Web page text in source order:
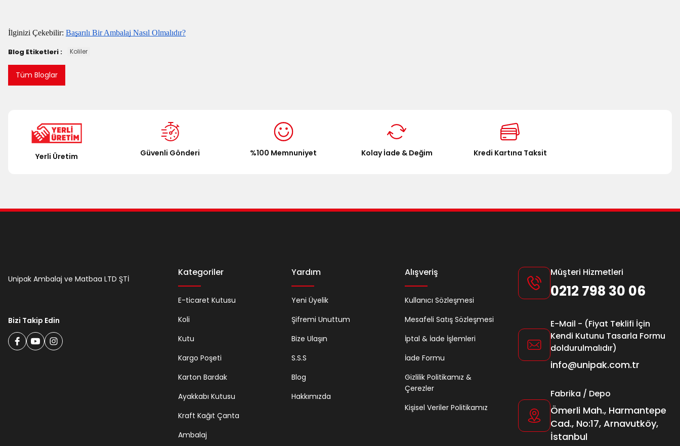
İlginizi Çekebilir: Başarılı Bir Ambalaj Nasıl Olmalıdır?
Blog Etiketleri : Koliler
Tüm Bloglar
Yerli Üretim Güvenli Gönderi %100 Memnuniyet Kolay İade & Değim Kredi Kartına Taksit
Unipak Ambalaj ve Matbaa LTD ŞTİ
Bizi Takip Edin
Kategoriler
E-ticaret Kutusu
Koli
Kutu
Kargo Poşeti
Karton Bardak
Ayakkabı Kutusu
Kraft Kağıt Çanta
Ambalaj
Yardım
Yeni Üyelik
Şifremi Unuttum
Bize Ulaşın
S.S.S
Blog
Hakkımızda
Alışveriş
Kullanıcı Sözleşmesi
Mesafeli Satış Sözleşmesi
İptal & İade İşlemleri
İade Formu
Gizlilik Politikamız &
Çerezler
Kişisel Veriler Politikamız
Müşteri Hizmetleri
0212 798 30 06
E-Mail - (Fiyat Teklifi İçin
Kendi Kutunu Tasarla Formu
doldurulmalıdır)
info@unipak.com.tr
Fabrika / Depo
Ömerli Mah., Harmantepe
Cad., No:17, Arnavutköy,
İstanbul